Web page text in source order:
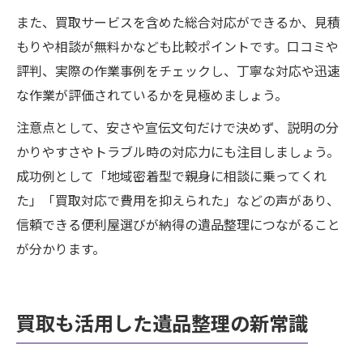
また、買取サービスを含めた総合対応ができるか、見積
もりや相談が無料かなども比較ポイントです。口コミや
評判、実際の作業事例をチェックし、丁寧な対応や迅速
な作業が評価されているかを見極めましょう。
注意点として、安さや宣伝文句だけで決めず、説明の分
かりやすさやトラブル時の対応力にも注目しましょう。
成功例として「地域密着型で親身に相談に乗ってくれ
た」「買取対応で費用を抑えられた」などの声があり、
信頼できる便利屋選びが納得の遺品整理につながること
が分かります。
買取も活用した遺品整理の新常識